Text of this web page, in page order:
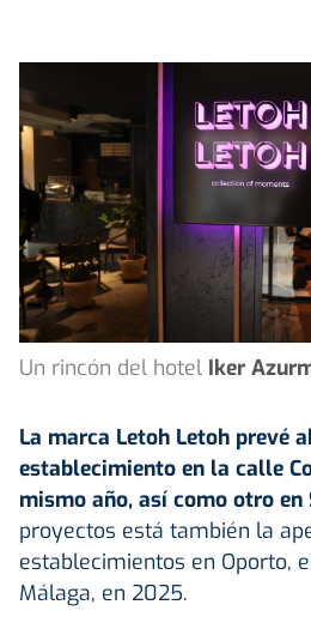
Un rincón del hotel Iker
La marca Letoh Letoh prevé
establecimiento en la calle
mismo año, así como otro en
proyectos está también la
establecimientos en Oporto,
Málaga, en 2025.